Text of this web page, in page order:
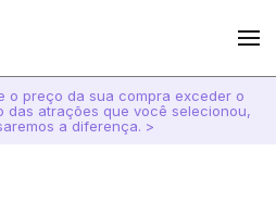
o preço da sua compra exceder o
das atrações que você selecionou,
a diferença. >